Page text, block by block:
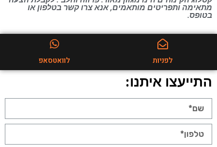
מתאימה ותפריטים מותאמים, אנא צרו קשר בטלפון או
בטופס.
לפניות לוואטסאפ
התייעצו איתנו: